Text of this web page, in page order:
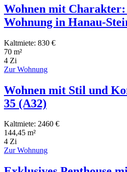
Wohnen mit
Wohnung in Hanau-
Kaltmiete: 830 €
70 m²
4 Zi
Zur Wohnung
Wohnen mit Stil und
35 (A32)
Kaltmiete: 2460 €
144,45 m²
4 Zi
Zur Wohnung